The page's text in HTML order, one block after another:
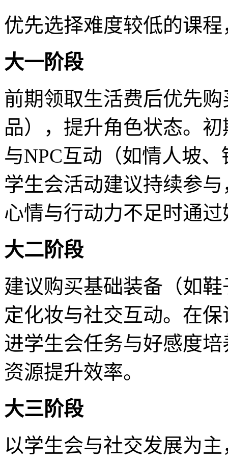
优先选择难度较低的课
大一阶段
前期领取生活费后优先
品），提升角色状态。
与NPC互动（如情人坡
学生会活动建议持续参
心情与行动力不足时通
大二阶段
建议购买基础装备（如
定化妆与社交互动。在
进学生会任务与好感度
资源提升效率。
大三阶段
以学生会与社交发展为